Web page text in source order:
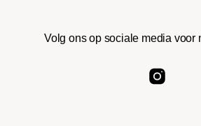
Volg ons op sociale media voor